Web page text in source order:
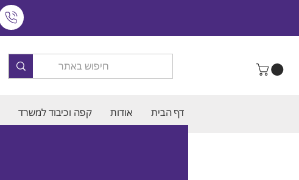
דף הבית אודות קפה וכיבוד למשרד